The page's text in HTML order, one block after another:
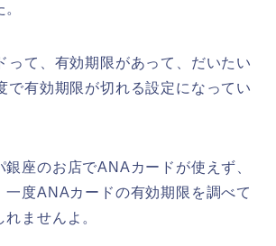
って、有効期限があって、だいたい
で有効期限が切れる設定になってい
銀座のお店でANAカードが使えず、
一度ANAカードの有効期限を調べて
ませんよ。